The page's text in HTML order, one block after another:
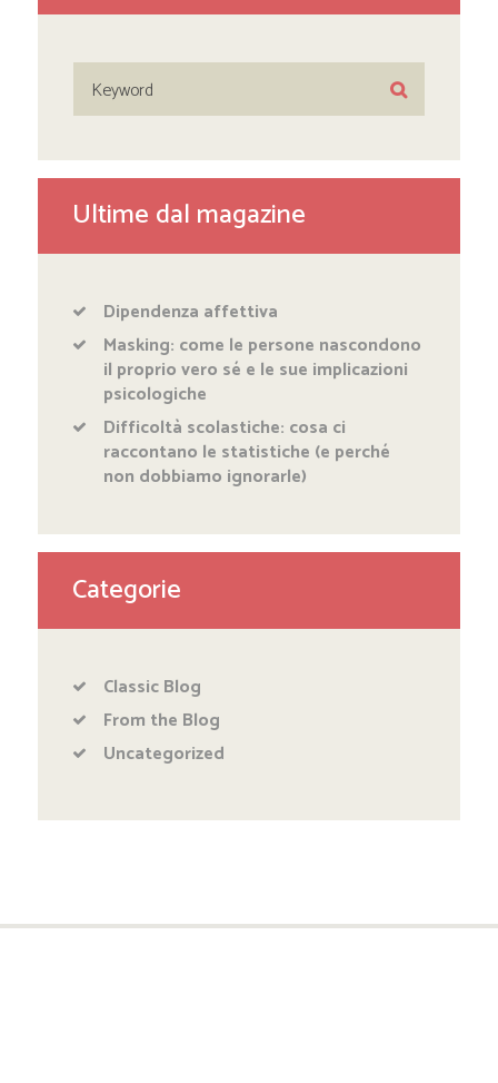
Ultime dal magazine
Dipendenza affettiva
Masking: come le persone nascondono
il proprio vero sé e le sue implicazioni
psicologiche
Difficoltà scolastiche: cosa ci
raccontano le statistiche (e perché
non dobbiamo ignorarle)
Categorie
Classic Blog
From the Blog
Uncategorized